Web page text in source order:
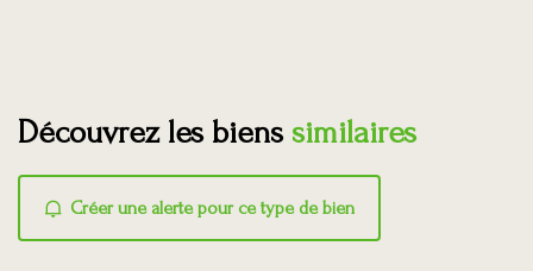
Découvrez les biens similaires
Créer une alerte pour ce type de bien